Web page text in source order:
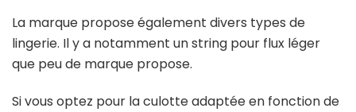
La marque propose également divers types de
lingerie. Il y a notamment un string pour flux léger
que peu de marque propose.
Si vous optez pour la culotte adaptée en fonction de